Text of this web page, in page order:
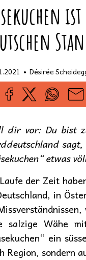
• Désirée
dir vor: Du bist
etwas
der Zeit
in
salzige Wähe
ein
Region, sondern